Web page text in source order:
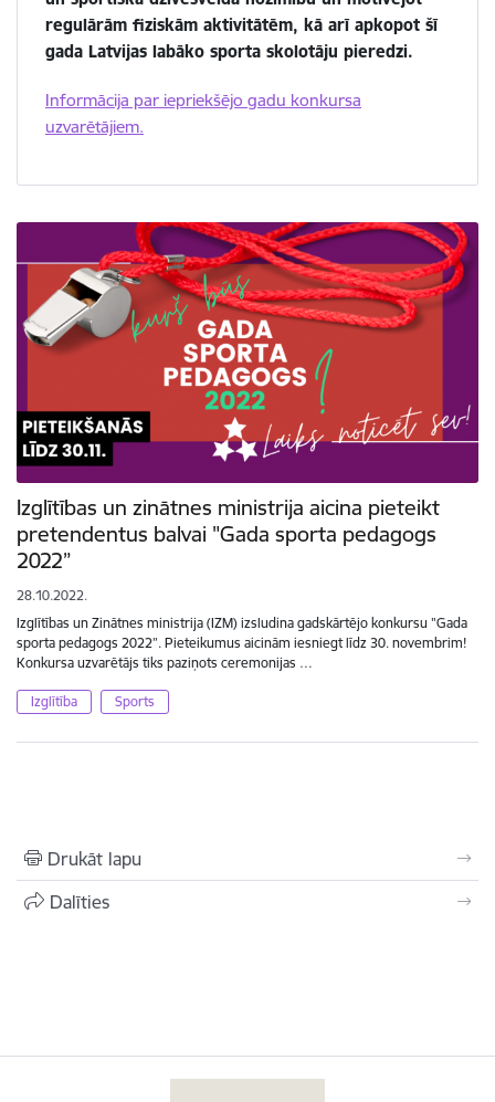
regulārām fiziskām aktivitātēm, kā arī apkopot šī
gada Latvijas labāko sporta skolotāju pieredzi.
Informācija par iepriekšējo gadu konkursa
uzvarētājiem.
Izglītības un zinātnes ministrija aicina pieteikt
pretendentus balvai "Gada sporta pedagogs
2022”
28.10.2022.
Izglītības un Zinātnes ministrija (IZM) izsludina gadskārtējo konkursu "Gada
sporta pedagogs 2022”. Pieteikumus aicinām iesniegt līdz 30. novembrim!
Konkursa uzvarētājs tiks paziņots ceremonijas …
Izglītība Sports
Drukāt lapu
Dalīties